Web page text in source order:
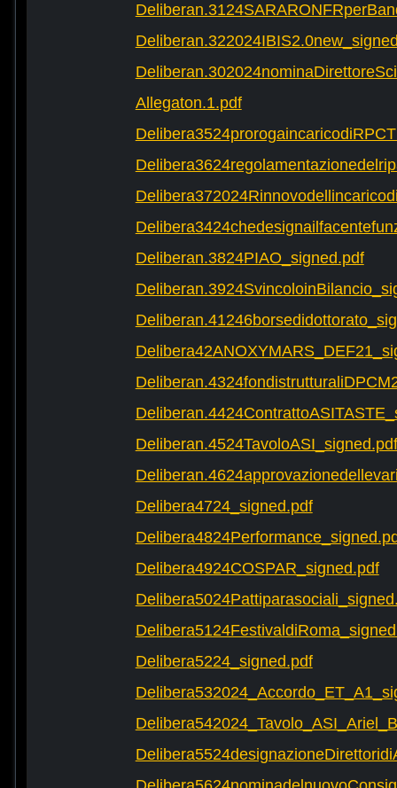
Allegaton.1.pdf
Deliberan.3824PIAO_signed.pdf
Deliberan.4524TavoloASI_signed.pdf
Delibera4724_signed.pdf
Delibera4924COSPAR_signed.pdf
Delibera5224_signed.pdf